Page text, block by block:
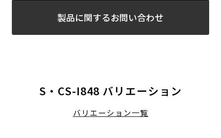
製品に関するお問い合わせ
S・CS-I848 バリエーション
バリエーション一覧